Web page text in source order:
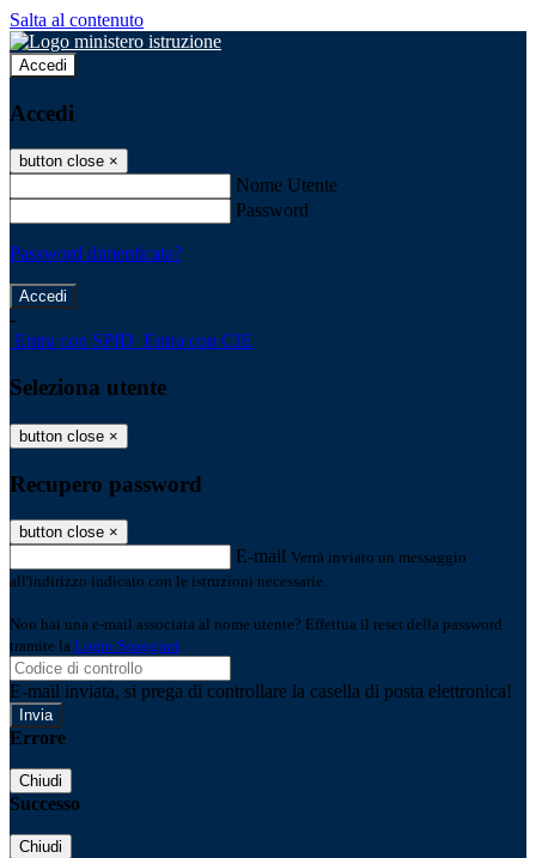
Salta al contenuto
Accedi
Accedi
button close ×
Nome Utente
Password
Password dimenticata?
-
Entra con SPID Entra con CIE
Seleziona utente
button close ×
Recupero password
button close ×
E-mail Verrà inviato un messaggio
all'indirizzo indicato con le istruzioni necessarie.
Non hai una e-mail associata al nome utente? Effettua il reset della password
tramite la Login Spaggiari
E-mail inviata, si prega di controllare la casella di posta elettronica!
Errore
Chiudi
Successo
Chiudi